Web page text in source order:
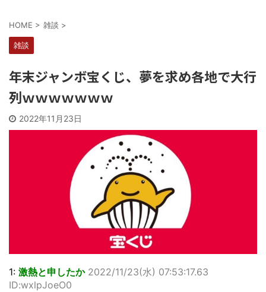
HOME > 雑談 >
雑談
年末ジャンボ宝くじ、夢を求め各地で大行
列ｗｗｗｗｗｗｗ
2022年11月23日
1: 激熱と申したか 2022/11/23(水) 07:53:17.63
ID:wxlpJoeO0